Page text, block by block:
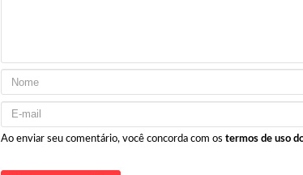
Ao enviar seu comentário, você concorda com os termos de uso